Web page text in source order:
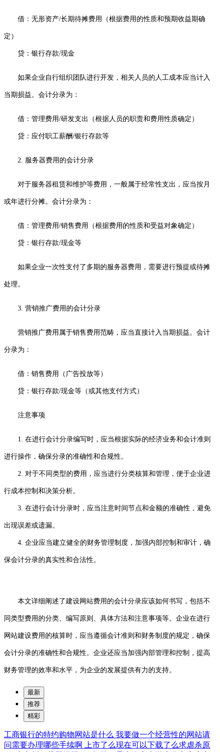
借：无形资产/长期待摊费用（根据费用的性质和预期收益期确
定）
贷：银行存款/现金
如果企业自行组织团队进行开发，相关人员的人工成本应当计入
当期损益。会计分录为：
借：管理费用/研发支出（根据人员的职责和费用性质确定）
贷：应付职工薪酬/银行存款等
2. 服务器费用的会计分录
对于服务器租赁和维护等费用，一般属于经常性支出，应当按月
或年进行分摊。会计分录为：
借：管理费用/销售费用（根据费用的性质和受益对象确定）
贷：银行存款/现金等
如果企业一次性支付了多期的服务器费用，需要进行预提或待摊
处理。
3. 营销推广费用的会计分录
营销推广费用属于销售费用范畴，应当直接计入当期损益。会计
分录为：
借：销售费用（广告投放等）
贷：银行存款/现金等（或其他支付方式）
注意事项
1. 在进行会计分录编写时，应当根据实际的经济业务和会计准则
进行操作，确保分录的准确性和合规性。
2. 对于不同类型的费用，应当进行分类核算和管理，便于企业进
行成本控制和决策分析。
3. 在进行会计分录时，应当注意时间节点和金额的准确性，避免
出现误差或遗漏。
4. 企业应当建立健全的财务管理制度，加强内部控制和审计，确
保会计分录的真实性和合法性。
本文详细阐述了建设网站费用的会计分录应该如何书写，包括不
同类型费用的分类、编写原则、具体方法和注意事项等。企业在进行
网站建设费用的核算时，应当遵循会计准则和财务制度的规定，确保
会计分录的准确性和合规性。企业还应当加强内部管理和控制，提高
财务管理的效率和水平，为企业的发展提供有力的支持。
最新
推荐
精彩
工商银行的特约购物网站是什么 我要做一个经营性的网站请
问需要办理哪些手续啊
上市了么现在可以下载了么求虐杀原